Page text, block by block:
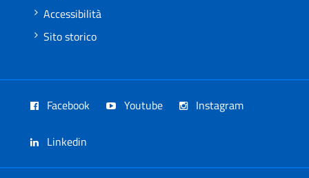
Accessibilità
Sito storico
Facebook Youtube Instagram
Linkedin